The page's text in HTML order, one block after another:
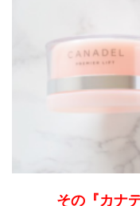
その『カナ